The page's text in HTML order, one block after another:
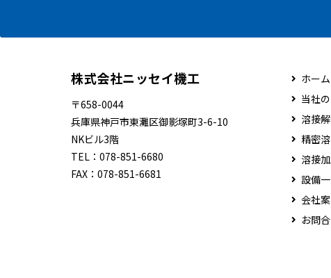
株式会社ニッセイ機工
〒658-0044
兵庫県神戸市東灘区御影塚町3-6-10
NKビル3階
TEL： 078-851-6680
FAX： 078-851-6681
ホーム
当社
溶接
精密
溶接
設備
会社
お問